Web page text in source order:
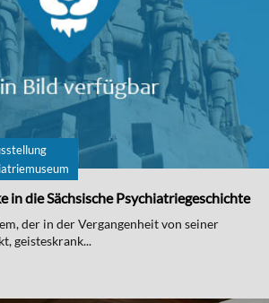
in die Sächsische Psychiatriegeschichte
der in der Vergangenheit von seiner
geisteskrank...